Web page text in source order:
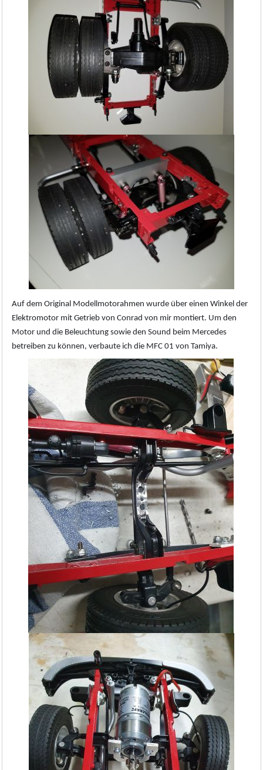
Auf dem Original Modellmotorahmen wurde über einen Winkel der
Elektromotor mit Getrieb von Conrad von mir montiert. Um den
Motor und die Beleuchtung sowie den Sound beim Mercedes
betreiben zu können, verbaute ich die MFC 01 von Tamiya.